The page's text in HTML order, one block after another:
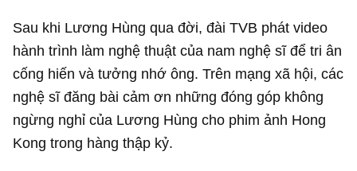
Sau khi Lương Hùng qua đời, đài TVB phát video
hành trình làm nghệ thuật của nam nghệ sĩ để tri ân
cống hiến và tưởng nhớ ông. Trên mạng xã hội, các
nghệ sĩ đăng bài cảm ơn những đóng góp không
ngừng nghỉ của Lương Hùng cho phim ảnh Hong
Kong trong hàng thập kỷ.